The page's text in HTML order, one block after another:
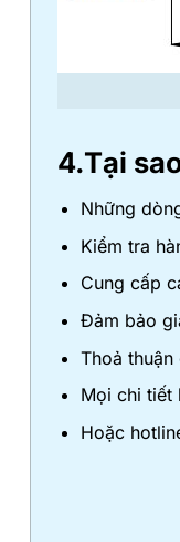
4.Tại
Những
Kiểm tra
Cung cấp
Đảm bảo
Thoả
Mọi chi tiết
Hoặc